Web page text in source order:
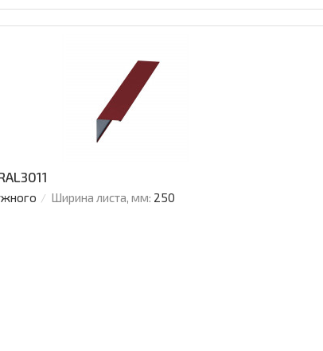
Ширина листа, мм: 250